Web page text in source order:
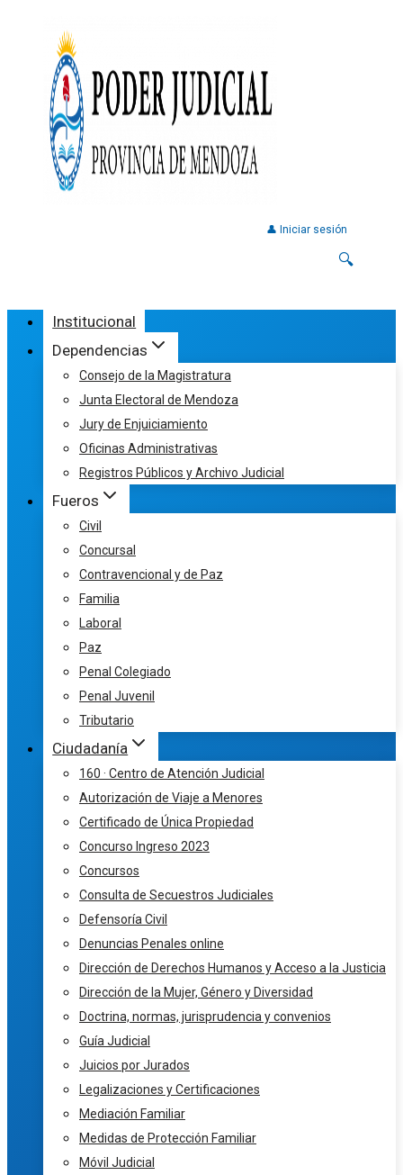
👤 Iniciar sesión
🔍
Institucional
Dependencias
Consejo de la Magistratura
Junta Electoral de Mendoza
Jury de Enjuiciamiento
Oficinas Administrativas
Registros Públicos y Archivo Judicial
Fueros
Civil
Concursal
Contravencional y de Paz
Familia
Laboral
Paz
Penal Colegiado
Penal Juvenil
Tributario
Ciudadanía
160 · Centro de Atención Judicial
Autorización de Viaje a Menores
Certificado de Única Propiedad
Concurso Ingreso 2023
Concursos
Consulta de Secuestros Judiciales
Defensoría Civil
Denuncias Penales online
Dirección de Derechos Humanos y Acceso a la Justicia
Dirección de la Mujer, Género y Diversidad
Doctrina, normas, jurisprudencia y convenios
Guía Judicial
Juicios por Jurados
Legalizaciones y Certificaciones
Mediación Familiar
Medidas de Protección Familiar
Móvil Judicial